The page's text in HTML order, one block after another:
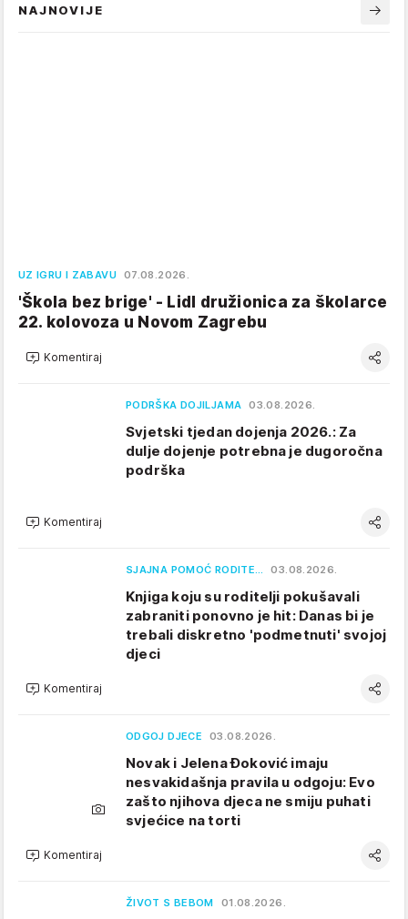
NAJNOVIJE
UZ IGRU I ZABAVU 07.08.2026.
'Škola bez brige' - Lidl družionica za školarce
22. kolovoza u Novom Zagrebu
Komentiraj
PODRŠKA DOJILJAMA 03.08.2026.
Svjetski tjedan dojenja 2026.: Za
dulje dojenje potrebna je dugoročna
podrška
Komentiraj
SJAJNA POMOĆ RODITE… 03.08.2026.
Knjiga koju su roditelji pokušavali
zabraniti ponovno je hit: Danas bi je
trebali diskretno 'podmetnuti' svojoj
djeci
Komentiraj
ODGOJ DJECE 03.08.2026.
Novak i Jelena Đoković imaju
nesvakidašnja pravila u odgoju: Evo
zašto njihova djeca ne smiju puhati
svjećice na torti
Komentiraj
ŽIVOT S BEBOM 01.08.2026.